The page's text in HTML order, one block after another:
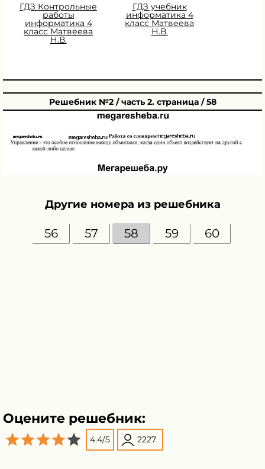
ГДЗ Контрольные
работы
информатика 4
класс Матвеева
Н.В.
ГДЗ учебник
информатика 4
класс Матвеева
Н.В.
Решебник №2 / часть 2. страница / 58
Другие номера из решебника
56 57 58 59 60
Оцените решебник:
4.4/5 2227